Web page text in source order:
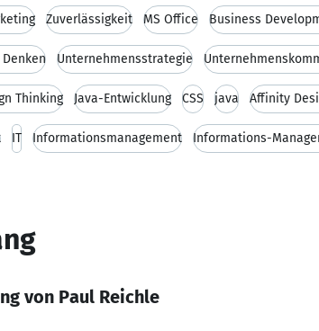
Zuverlässigkeit MS Office Business
Unternehmensstrategie
Thinking Java-Entwicklung CSS java Affinity
IT Informationsmanagement Informations-
von Paul Reichle